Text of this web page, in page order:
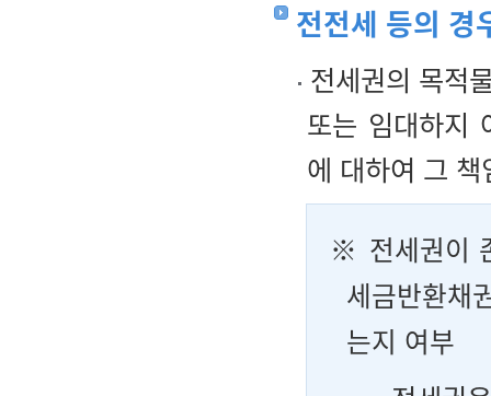
전전세 등의 경
전세권의 목적
또는 임대하지
에 대하여 그
※ 전세권이
세금반환채
는지 여부